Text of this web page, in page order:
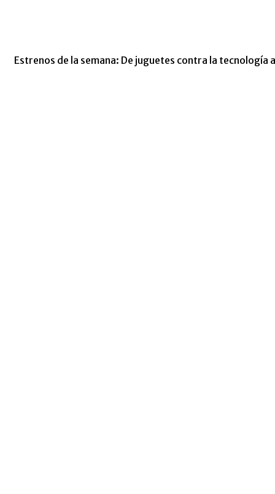
Estrenos de la semana: De juguetes contra la tecnología